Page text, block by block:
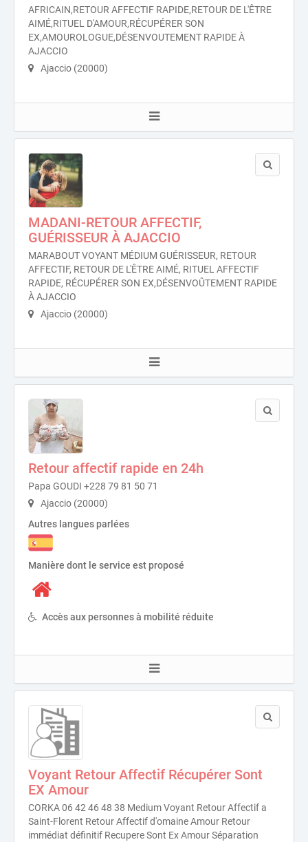
AFRICAIN,RETOUR AFFECTIF RAPIDE,RETOUR DE L'ÊTRE
AIMÉ,RITUEL D'AMOUR,RÉCUPÉRER SON
EX,AMOUROLOGUE,DÉSENVOUTEMENT RAPIDE À
AJACCIO
Ajaccio (20000)
MADANI-RETOUR AFFECTIF,
GUÉRISSEUR À AJACCIO
MARABOUT VOYANT MÉDIUM GUÉRISSEUR, RETOUR
AFFECTIF, RETOUR DE L'ÊTRE AIMÉ, RITUEL AFFECTIF
RAPIDE, RÉCUPÉRER SON EX,DÉSENVOÛTEMENT RAPIDE
À AJACCIO
Ajaccio (20000)
Retour affectif rapide en 24h
Papa GOUDI +228 79 81 50 71
Ajaccio (20000)
Autres langues parlées
Manière dont le service est proposé
Accès aux personnes à mobilité réduite
Voyant Retour Affectif Récupérer Sont
EX Amour
CORKA 06 42 46 48 38 Medium Voyant Retour Affectif a
Saint-Florent Retour Affectif d'omaine Amour Retour
immédiat définitif Recupere Sont Ex Amour Séparation